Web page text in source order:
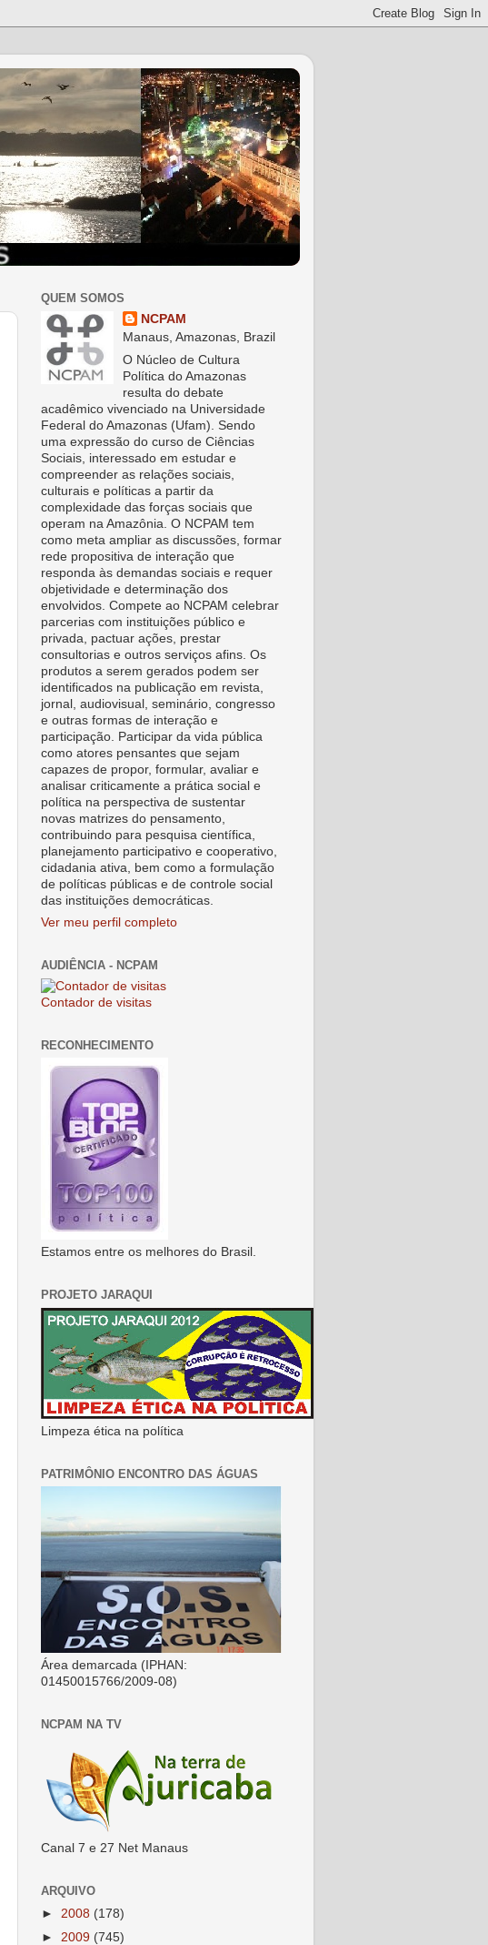
QUEM SOMOS
NCPAM
Manaus, Amazonas, Brazil
O Núcleo de Cultura
Política do Amazonas
resulta do debate
acadêmico vivenciado na Universidade
Federal do Amazonas (Ufam). Sendo
uma expressão do curso de Ciências
Sociais, interessado em estudar e
compreender as relações sociais,
culturais e políticas a partir da
complexidade das forças sociais que
operam na Amazônia. O NCPAM tem
como meta ampliar as discussões, formar
rede propositiva de interação que
responda às demandas sociais e requer
objetividade e determinação dos
envolvidos. Compete ao NCPAM celebrar
parcerias com instituições público e
privada, pactuar ações, prestar
consultorias e outros serviços afins. Os
produtos a serem gerados podem ser
identificados na publicação em revista,
jornal, audiovisual, seminário, congresso
e outras formas de interação e
participação. Participar da vida pública
como atores pensantes que sejam
capazes de propor, formular, avaliar e
analisar criticamente a prática social e
política na perspectiva de sustentar
novas matrizes do pensamento,
contribuindo para pesquisa científica,
planejamento participativo e cooperativo,
cidadania ativa, bem como a formulação
de políticas públicas e de controle social
das instituições democráticas.
Ver meu perfil completo
AUDIÊNCIA - NCPAM
Contador de visitas
RECONHECIMENTO
Estamos entre os melhores do Brasil.
PROJETO JARAQUI
Limpeza ética na política
PATRIMÔNIO ENCONTRO DAS ÁGUAS
Área demarcada (IPHAN:
01450015766/2009-08)
NCPAM NA TV
Canal 7 e 27 Net Manaus
ARQUIVO
► 2008 (178)
► 2009 (745)